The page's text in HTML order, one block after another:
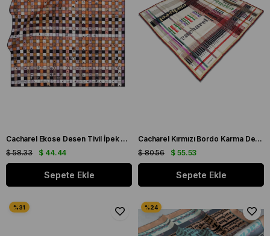
Cacharel Ekose Desen Tivil İpek Eşarp 8376313 - 911
$ 44.44
$ 58.33
Sepete Ekle
Cacharel Kırmızı Bordo Karma Desen Tivil İpek Eşarp 8848313 - 912
$ 55.53
$ 80.56
Sepete Ekle